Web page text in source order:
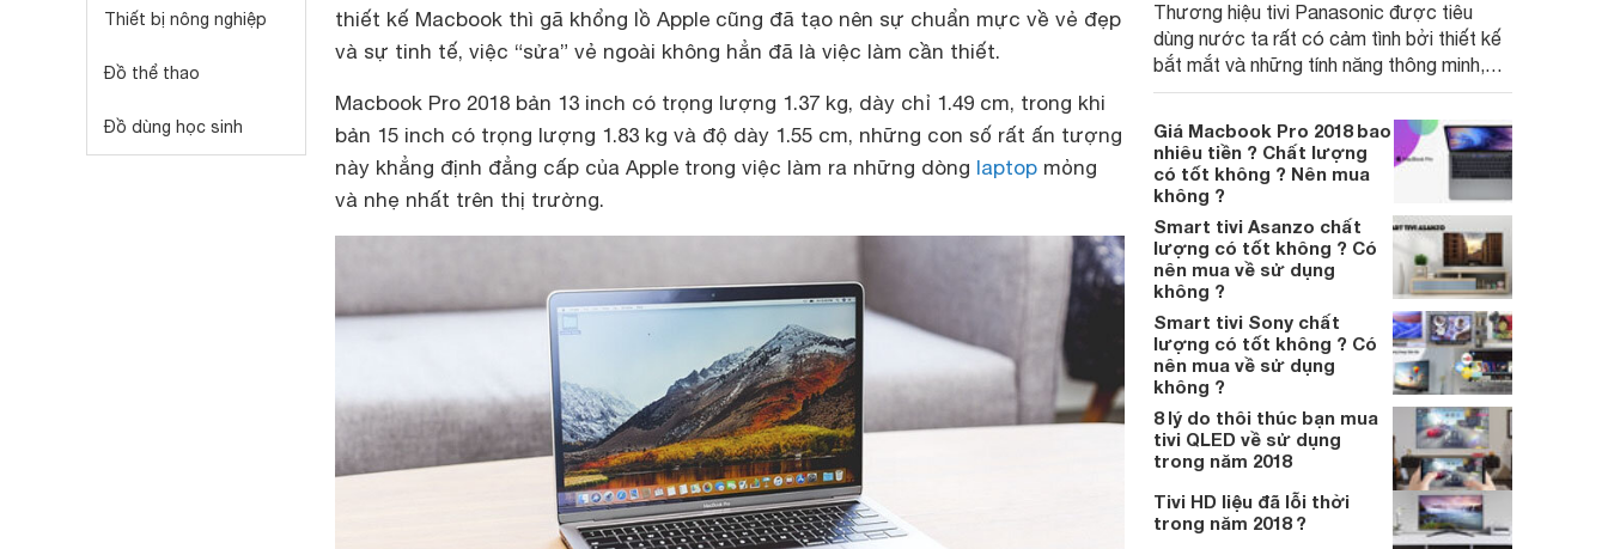
Thiết bị nông nghiệp
Đồ thể thao
Đồ dùng học sinh
thiết kế Macbook thì gã khổng lồ Apple cũng đã tạo nên sự chuẩn mực về vẻ đẹp
và sự tinh tế, việc “sửa” vẻ ngoài không hẳn đã là việc làm cần thiết.
Macbook Pro 2018 bản 13 inch có trọng lượng 1.37 kg, dày chỉ 1.49 cm, trong khi
bản 15 inch có trọng lượng 1.83 kg và độ dày 1.55 cm, những con số rất ấn tượng
này khẳng định đẳng cấp của Apple trong việc làm ra những dòng laptop mỏng
và nhẹ nhất trên thị trường.
Thương hiệu tivi Panasonic được tiêu
dùng nước ta rất có cảm tình bởi thiết kế
bắt mắt và những tính năng thông minh,
hiện đại, tiên tiến. Vậy bạn đã thực sự biết
rõ nguồn gốc, xuất xứ của thương hiệu tivi
này chưa ?
Giá Macbook Pro 2018 bao
nhiêu tiền ? Chất lượng
có tốt không ? Nên mua
không ?
Smart tivi Asanzo chất
lượng có tốt không ? Có
nên mua về sử dụng
không ?
Smart tivi Sony chất
lượng có tốt không ? Có
nên mua về sử dụng
không ?
8 lý do thôi thúc bạn mua
tivi QLED về sử dụng
trong năm 2018
Tivi HD liệu đã lỗi thời
trong năm 2018 ?